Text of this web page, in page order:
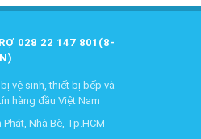
028 22 147 801(8-
vệ sinh, thiết bị bếp và
hàng đầu Việt Nam
Nhà Bè, Tp.HCM